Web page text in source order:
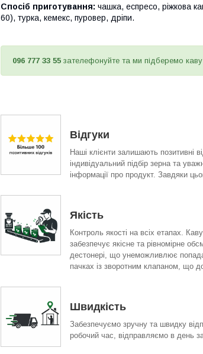
Спосіб приготування: чашка, еспресо, ріжкова
60), турка, кемекс, пуровер, дріпи.
096 777 33 55 зателефонуйте та ми підберемо
Відгуки
Наші клієнти залишають позитивні
індивідуальний підбір зерна та
інформації про продукт. Завдяки
Якість
Контроль якості на всіх етапах.
забезпечує якісне та рівномірне
дестонері, що унеможливлює
пачках із зворотним клапаном, що
Швидкість
Забезпечуємо зручну та швидку
робочий час, відправляємо в день